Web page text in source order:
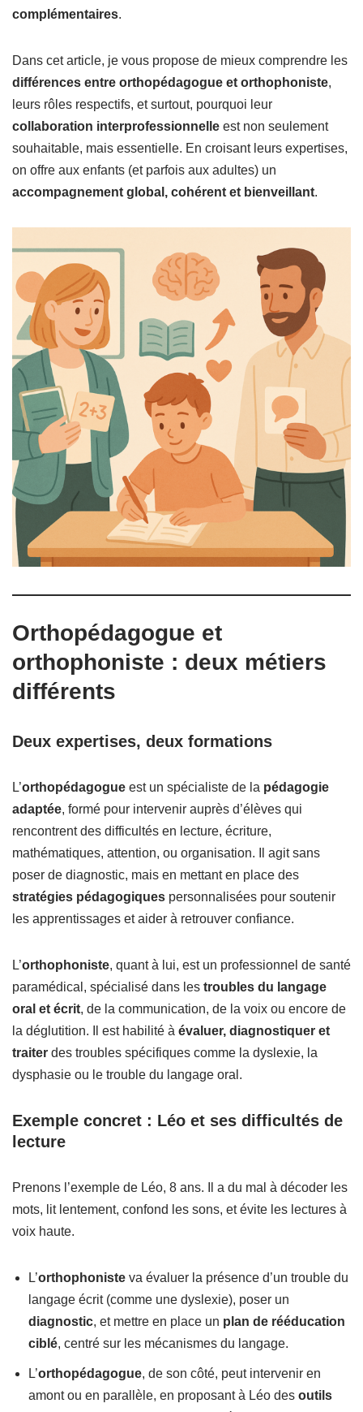
complémentaires.
Dans cet article, je vous propose de mieux comprendre les
différences entre orthopédagogue et orthophoniste,
leurs rôles respectifs, et surtout, pourquoi leur
collaboration interprofessionnelle est non seulement
souhaitable, mais essentielle. En croisant leurs expertises,
on offre aux enfants (et parfois aux adultes) un
accompagnement global, cohérent et bienveillant.
Orthopédagogue et
orthophoniste : deux métiers
différents
Deux expertises, deux formations
L’orthopédagogue est un spécialiste de la pédagogie
adaptée, formé pour intervenir auprès d’élèves qui
rencontrent des difficultés en lecture, écriture,
mathématiques, attention, ou organisation. Il agit sans
poser de diagnostic, mais en mettant en place des
stratégies pédagogiques personnalisées pour soutenir
les apprentissages et aider à retrouver confiance.
L’orthophoniste, quant à lui, est un professionnel de santé
paramédical, spécialisé dans les troubles du langage
oral et écrit, de la communication, de la voix ou encore de
la déglutition. Il est habilité à évaluer, diagnostiquer et
traiter des troubles spécifiques comme la dyslexie, la
dysphasie ou le trouble du langage oral.
Exemple concret : Léo et ses difficultés de
lecture
Prenons l’exemple de Léo, 8 ans. Il a du mal à décoder les
mots, lit lentement, confond les sons, et évite les lectures à
voix haute.
L’orthophoniste va évaluer la présence d’un trouble du
langage écrit (comme une dyslexie), poser un
diagnostic, et mettre en place un plan de rééducation
ciblé, centré sur les mécanismes du langage.
L’orthopédagogue, de son côté, peut intervenir en
amont ou en parallèle, en proposant à Léo des outils